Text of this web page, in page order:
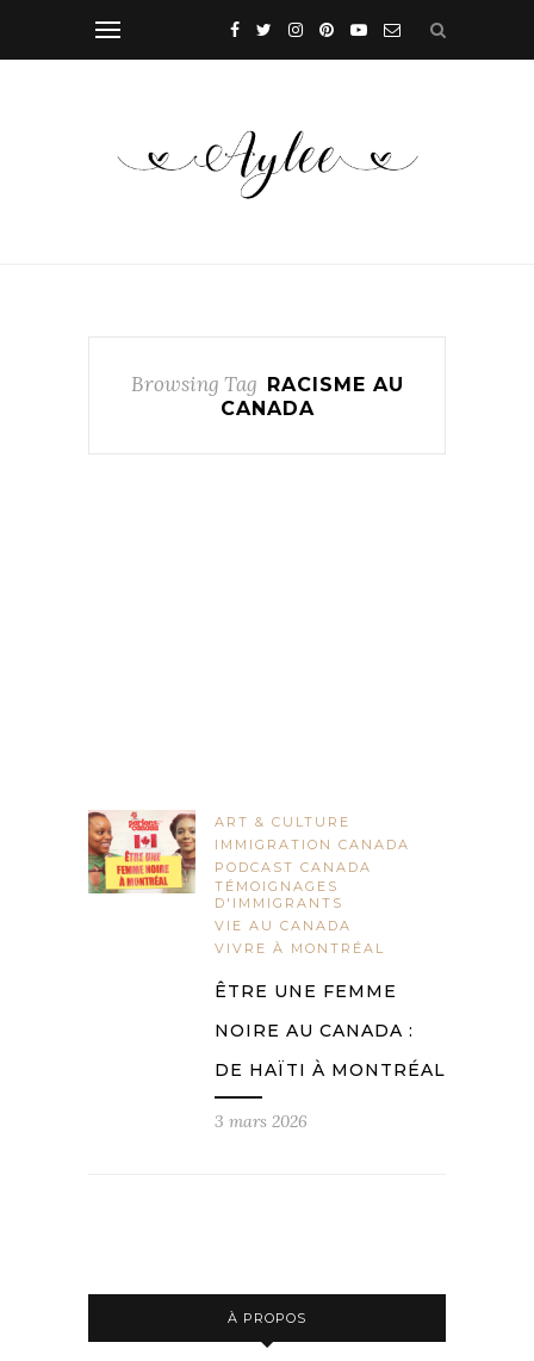
Browsing Tag
RACISME AU
CANADA
ART & CULTURE
IMMIGRATION CANADA
PODCAST CANADA
TÉMOIGNAGES
D'IMMIGRANTS
VIE AU CANADA
VIVRE À MONTRÉAL
ÊTRE UNE FEMME
NOIRE AU CANADA :
DE HAÏTI À MONTRÉAL
3 mars 2026
À PROPOS